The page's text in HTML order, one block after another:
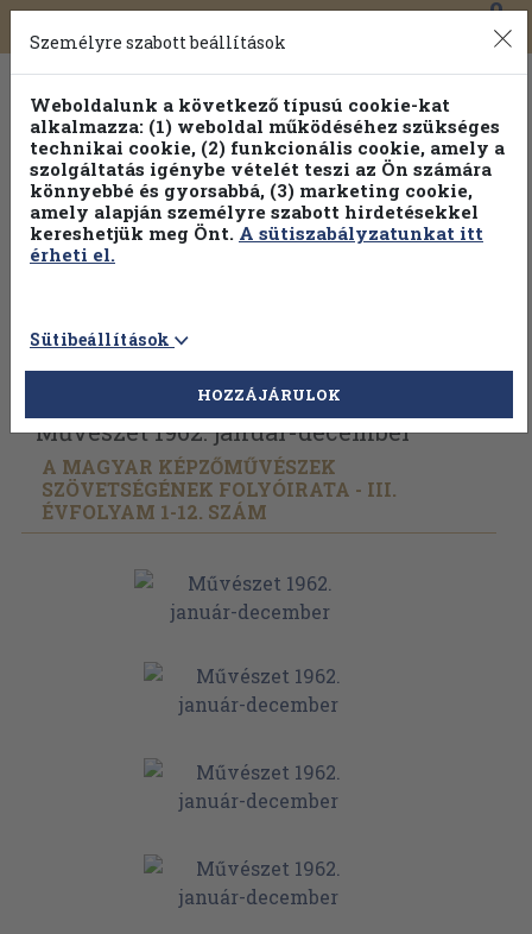
Toggle
navigation
0
Válogasson több mint 1.000.000 kiadványunk közül
100% kedvezménnyel!
Vissza az előző oldalra Válasszon példányt
Művészet 1962. január-december
A MAGYAR KÉPZŐMŰVÉSZEK
SZÖVETSÉGÉNEK FOLYÓIRATA - III.
ÉVFOLYAM 1-12. SZÁM
Személyre szabott beállítások
Weboldalunk a következő típusú cookie-kat
alkalmazza: (1) weboldal működéséhez szükséges
technikai cookie, (2) funkcionális cookie, amely a
szolgáltatás igénybe vételét teszi az Ön számára
könnyebbé és gyorsabbá, (3) marketing cookie,
amely alapján személyre szabott hirdetésekkel
kereshetjük meg Önt. A sütiszabályzatunkat itt
érheti el.
Sütibeállítások
HOZZÁJÁRULOK